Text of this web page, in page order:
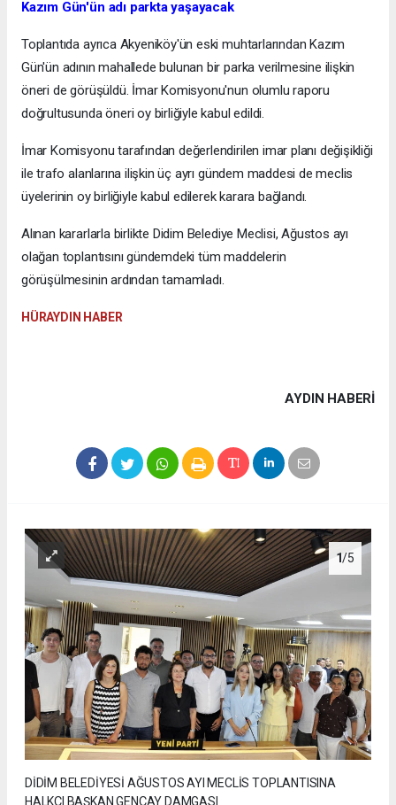
Kazım Gün'ün adı parkta yaşayacak
Toplantıda ayrıca Akyeniköy'ün eski muhtarlarından Kazım
Gün'ün adının mahallede bulunan bir parka verilmesine ilişkin
öneri de görüşüldü. İmar Komisyonu'nun olumlu raporu
doğrultusunda öneri oy birliğiyle kabul edildi.
İmar Komisyonu tarafından değerlendirilen imar planı değişikliği
ile trafo alanlarına ilişkin üç ayrı gündem maddesi de meclis
üyelerinin oy birliğiyle kabul edilerek karara bağlandı.
Alınan kararlarla birlikte Didim Belediye Meclisi, Ağustos ayı
olağan toplantısını gündemdeki tüm maddelerin
görüşülmesinin ardından tamamladı.
HÜRAYDIN HABER
AYDIN HABERİ
1/5
DİDİM BELEDİYESİ AĞUSTOS AYI MECLİS TOPLANTISINA
HALKÇI BAŞKAN GENÇAY DAMGASI